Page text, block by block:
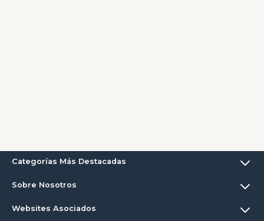
Categorías Más Destacadas
Sobre Nosotros
Websites Asociados